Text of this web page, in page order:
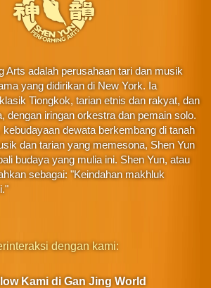
Arts adalah perusahaan tari dan musik
yang didirikan di New York. Ia
Tiongkok, tarian etnis dan rakyat, dan
dengan iringan orkestra dan pemain solo.
kebudayaan dewata berkembang di tanah
dan tarian yang memesona, Shen Yun
budaya yang mulia ini. Shen Yun, atau
sebagai: "Keindahan makhluk
dengan kami:
Kami di Gan Jing World